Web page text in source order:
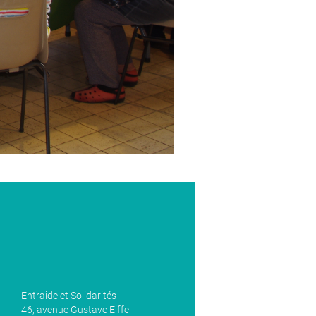
Entraide et Solidarités
46, avenue Gustave Eiffel